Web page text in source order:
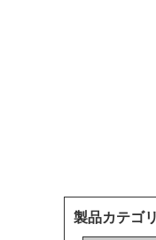
製品カテゴリ